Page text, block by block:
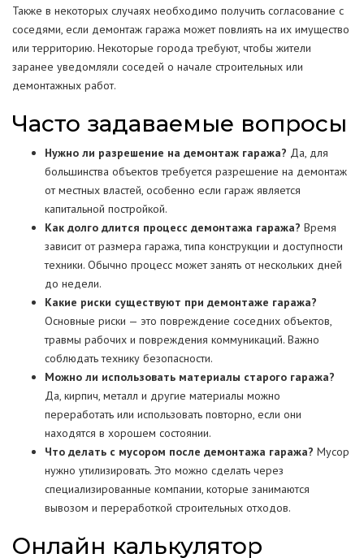
Также в некоторых случаях необходимо получить согласование с
соседями, если демонтаж гаража может повлиять на их имущество
или территорию. Некоторые города требуют, чтобы жители
заранее уведомляли соседей о начале строительных или
демонтажных работ.
Часто задаваемые вопросы
Нужно ли разрешение на демонтаж гаража? Да, для
большинства объектов требуется разрешение на демонтаж
от местных властей, особенно если гараж является
капитальной постройкой.
Как долго длится процесс демонтажа гаража? Время
зависит от размера гаража, типа конструкции и доступности
техники. Обычно процесс может занять от нескольких дней
до недели.
Какие риски существуют при демонтаже гаража?
Основные риски — это повреждение соседних объектов,
травмы рабочих и повреждения коммуникаций. Важно
соблюдать технику безопасности.
Можно ли использовать материалы старого гаража?
Да, кирпич, металл и другие материалы можно
переработать или использовать повторно, если они
находятся в хорошем состоянии.
Что делать с мусором после демонтажа гаража? Мусор
нужно утилизировать. Это можно сделать через
специализированные компании, которые занимаются
вывозом и переработкой строительных отходов.
Онлайн калькулятор